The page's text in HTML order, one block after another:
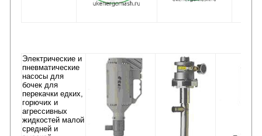
Электрические и
пневматические
насосы для
бочек для
перекачки едких,
горючих и
агрессивных
жидкостей малой
средней и